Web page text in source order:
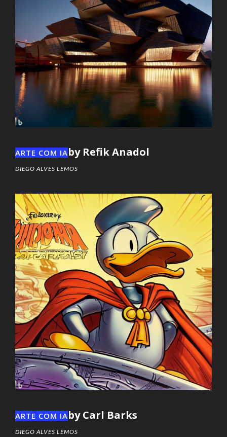
ARTE COM IAby Refik Anadol
DIEGO ALVES LEMOS
ARTE COM IAby Carl Barks
DIEGO ALVES LEMOS